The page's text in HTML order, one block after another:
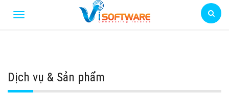
Dịch vụ & Sản phẩm